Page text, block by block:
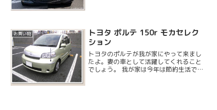
お買い物
トヨタ ポルテ 150r モカセレク
ション
トヨタのポルテが我が家にやって来まし
たよ。妻の車として活躍してくれること
でしょう。 我が家は今年は節約生活で